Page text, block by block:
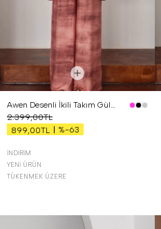
Awen Desenli İkili Takım Gül Kurusu
2.399,00TL
899,00TL
%-63
İNDIRIM
YENI ÜRÜN
TÜKENMEK ÜZERE